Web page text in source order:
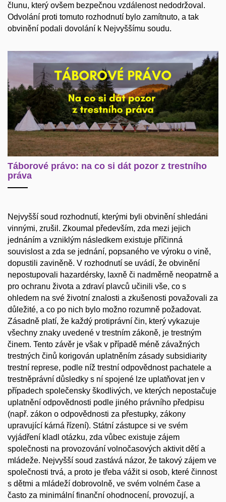
člunu, který ovšem bezpečnou vzdálenost nedodržoval.
Odvolání proti tomuto rozhodnutí bylo zamítnuto, a tak
obvinění podali dovolání k Nejvyššímu soudu.
Táborové právo: na co si dát pozor z trestního
práva
Nejvyšší soud rozhodnutí, kterými byli obvinění shledáni
vinnými, zrušil. Zkoumal především, zda mezi jejich
jednáním a vzniklým následkem existuje příčinná
souvislost a zda se jednání, popsaného ve výroku o vině,
dopustili zaviněně. V rozhodnutí se uvádí, že obvinění
nepostupovali hazardérsky, laxně či nadměrně neopatrně a
pro ochranu života a zdraví plavců učinili vše, co s
ohledem na své životní znalosti a zkušenosti považovali za
důležité, a co po nich bylo možno rozumně požadovat.
Zásadně platí, že každý protiprávní čin, který vykazuje
všechny znaky uvedené v trestním zákoně, je trestným
činem. Tento závěr je však v případě méně závažných
trestných činů korigován uplatněním zásady subsidiarity
trestní represe, podle níž trestní odpovědnost pachatele a
trestněprávní důsledky s ní spojené lze uplatňovat jen v
případech společensky škodlivých, ve kterých nepostačuje
uplatnění odpovědnosti podle jiného právního předpisu
(např. zákon o odpovědnosti za přestupky, zákony
upravující kárná řízení). Státní zástupce si ve svém
vyjádření kladl otázku, zda vůbec existuje zájem
společnosti na provozování volnočasových aktivit dětí a
mládeže. Nejvyšší soud zastává názor, že takový zájem ve
společnosti trvá, a proto je třeba vážit si osob, které činnost
s dětmi a mládeží dobrovolně, ve svém volném čase a
často za minimální finanční ohodnocení, provozují, a